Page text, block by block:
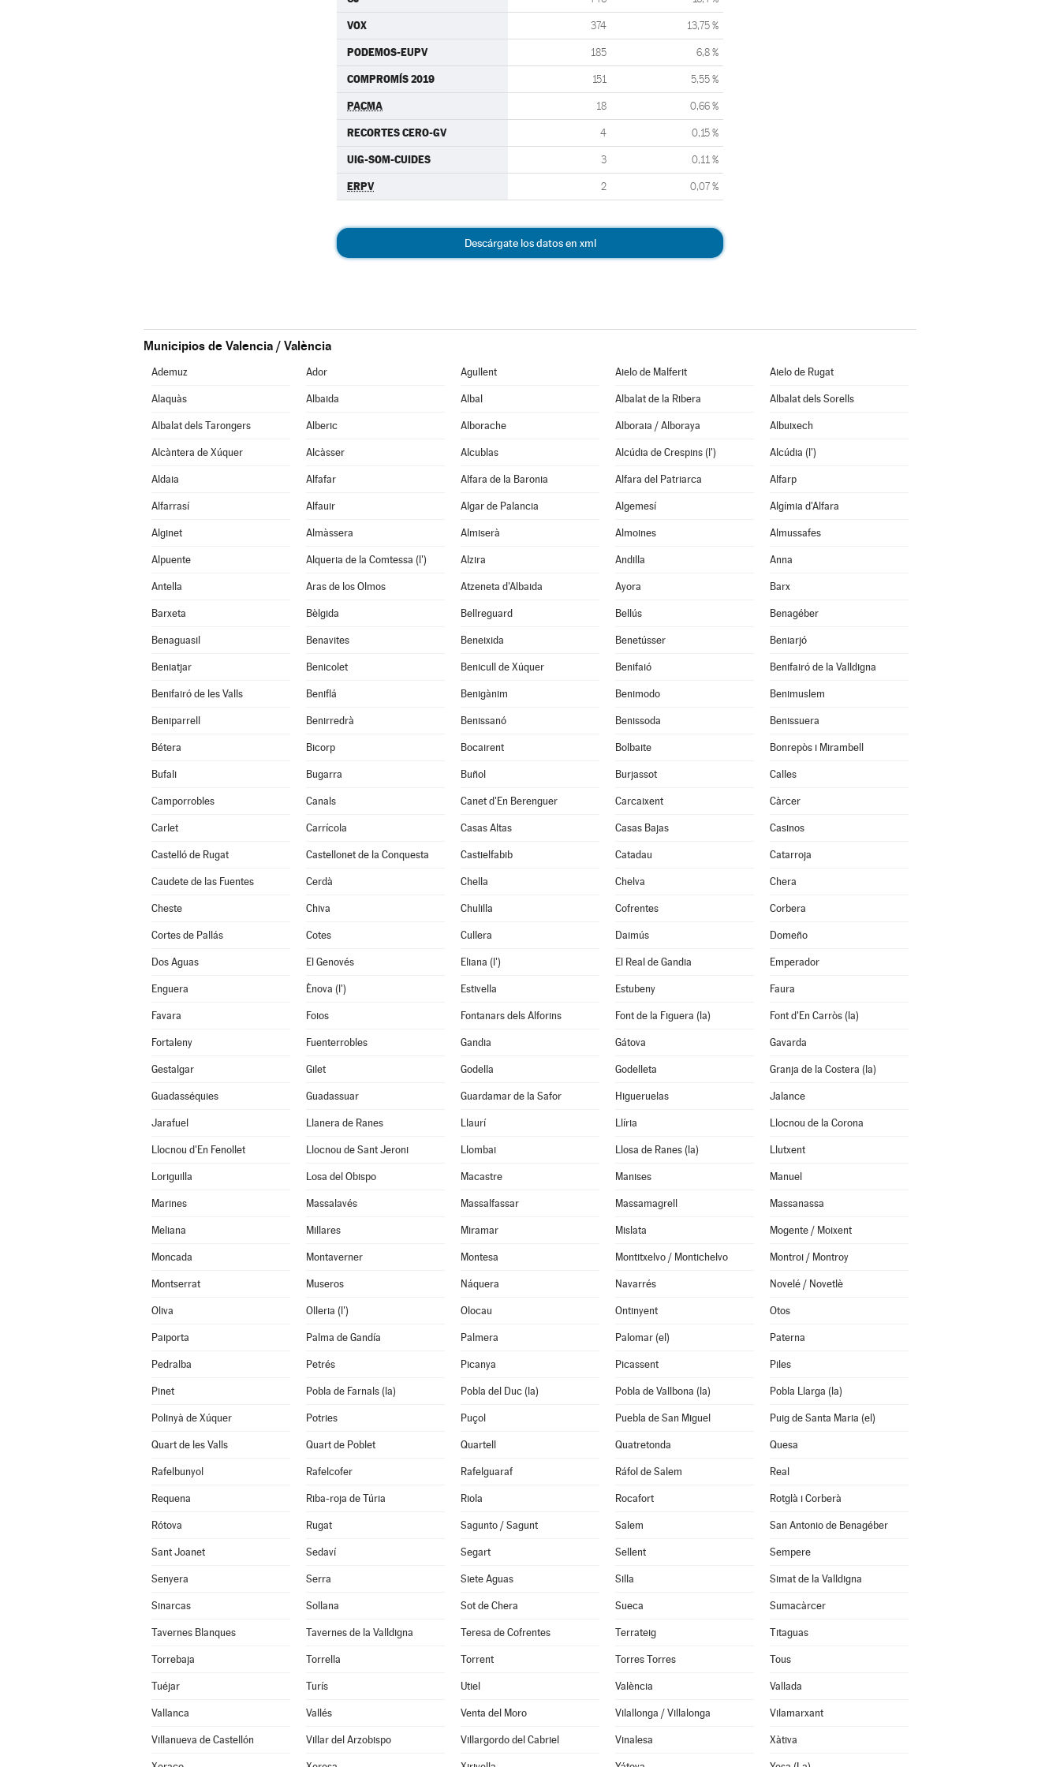
VOX 374 13,75 %
PODEMOS-EUPV 185 6,8 %
COMPROMÍS 2019 151 5,55 %
PACMA 18 0,66 %
RECORTES CERO-GV 4 0,15 %
UIG-SOM-CUIDES 3 0,11 %
ERPV 2 0,07 %
Descárgate los datos en xml
Municipios de Valencia / València
Ademuz Ador Agullent Aielo de Malferit Aielo de Rugat
Alaquàs Albaida Albal Albalat de la Ribera Albalat dels Sorells
Albalat dels Tarongers Alberic Alborache Alboraia / Alboraya Albuixech
Alcàntera de Xúquer Alcàsser Alcublas Alcúdia de Crespins (l') Alcúdia (l')
Aldaia Alfafar Alfara de la Baronia Alfara del Patriarca Alfarp
Alfarrasí Alfauir Algar de Palancia Algemesí Algímia d'Alfara
Alginet Almàssera Almiserà Almoines Almussafes
Alpuente Alqueria de la Comtessa (l') Alzira Andilla Anna
Antella Aras de los Olmos Atzeneta d'Albaida Ayora Barx
Barxeta Bèlgida Bellreguard Bellús Benagéber
Benaguasil Benavites Beneixida Benetússer Beniarjó
Beniatjar Benicolet Benicull de Xúquer Benifaió Benifairó de la Valldigna
Benifairó de les Valls Beniflá Benigànim Benimodo Benimuslem
Beniparrell Benirredrà Benissanó Benissoda Benissuera
Bétera Bicorp Bocairent Bolbaite Bonrepòs i Mirambell
Bufali Bugarra Buñol Burjassot Calles
Camporrobles Canals Canet d'En Berenguer Carcaixent Càrcer
Carlet Carrícola Casas Altas Casas Bajas Casinos
Castelló de Rugat Castellonet de la Conquesta Castielfabib Catadau Catarroja
Caudete de las Fuentes Cerdà Chella Chelva Chera
Cheste Chiva Chulilla Cofrentes Corbera
Cortes de Pallás Cotes Cullera Daimús Domeño
Dos Aguas El Genovés Eliana (l') El Real de Gandia Emperador
Enguera Ènova (l') Estivella Estubeny Faura
Favara Foios Fontanars dels Alforins Font de la Figuera (la) Font d'En Carròs (la)
Fortaleny Fuenterrobles Gandia Gátova Gavarda
Gestalgar Gilet Godella Godelleta Granja de la Costera (la)
Guadasséquies Guadassuar Guardamar de la Safor Higueruelas Jalance
Jarafuel Llanera de Ranes Llaurí Llíria Llocnou de la Corona
Llocnou d'En Fenollet Llocnou de Sant Jeroni Llombai Llosa de Ranes (la) Llutxent
Loriguilla Losa del Obispo Macastre Manises Manuel
Marines Massalavés Massalfassar Massamagrell Massanassa
Meliana Millares Miramar Mislata Mogente / Moixent
Moncada Montaverner Montesa Montitxelvo / Montichelvo Montroi / Montroy
Montserrat Museros Náquera Navarrés Novelé / Novetlè
Oliva Olleria (l') Olocau Ontinyent Otos
Paiporta Palma de Gandía Palmera Palomar (el) Paterna
Pedralba Petrés Picanya Picassent Piles
Pinet Pobla de Farnals (la) Pobla del Duc (la) Pobla de Vallbona (la) Pobla Llarga (la)
Polinyà de Xúquer Potries Puçol Puebla de San Miguel Puig de Santa Maria (el)
Quart de les Valls Quart de Poblet Quartell Quatretonda Quesa
Rafelbunyol Rafelcofer Rafelguaraf Ráfol de Salem Real
Requena Riba-roja de Túria Riola Rocafort Rotglà i Corberà
Rótova Rugat Sagunto / Sagunt Salem San Antonio de Benagéber
Sant Joanet Sedaví Segart Sellent Sempere
Senyera Serra Siete Aguas Silla Simat de la Valldigna
Sinarcas Sollana Sot de Chera Sueca Sumacàrcer
Tavernes Blanques Tavernes de la Valldigna Teresa de Cofrentes Terrateig Titaguas
Torrebaja Torrella Torrent Torres Torres Tous
Tuéjar Turís Utiel València Vallada
Vallanca Vallés Venta del Moro Vilallonga / Villalonga Vilamarxant
Villanueva de Castellón Villar del Arzobispo Villargordo del Cabriel Vinalesa Xàtiva